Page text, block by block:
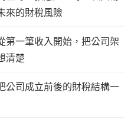
來的財稅風險
第一筆收入開始，把公司架
清楚
公司成立前後的財稅結構一